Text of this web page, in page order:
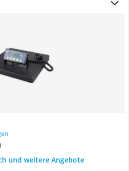
und weitere Angebote